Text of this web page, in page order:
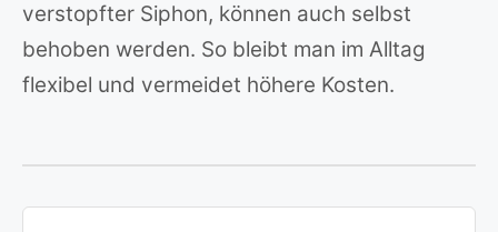
verstopfter Siphon, können auch selbst
behoben werden. So bleibt man im Alltag
flexibel und vermeidet höhere Kosten.